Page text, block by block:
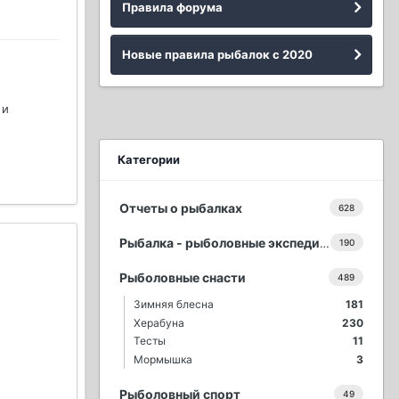
Правила форума
Новые правила рыбалок с 2020
Категории
628
Отчеты о рыбалках
190
Рыбалка - рыболовные экспедиции
489
Рыболовные снасти
181
Зимняя блесна
230
Херабуна
11
Тесты
3
Мормышка
49
Рыболовный спорт